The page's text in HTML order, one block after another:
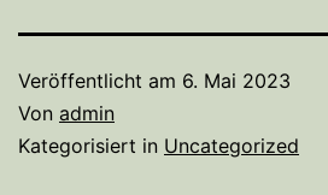
Veröffentlicht am 6. Mai 2023
Von admin
Kategorisiert in Uncategorized